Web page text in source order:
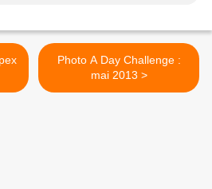
Photo A Day Challenge :
mai 2013 >